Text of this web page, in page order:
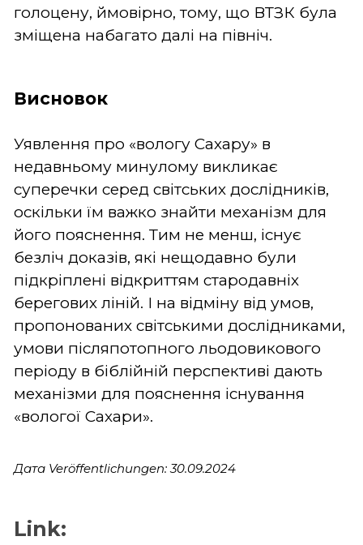
голоцену, ймовірно, тому, що ВТЗК була
зміщена набагато далі на північ.
Висновок
Уявлення про «вологу Сахару» в
недавньому минулому викликає
суперечки серед світських дослідників,
оскільки їм важко знайти механізм для
його пояснення. Тим не менш, існує
безліч доказів, які нещодавно були
підкріплені відкриттям стародавніх
берегових ліній. І на відміну від умов,
пропонованих світськими дослідниками,
умови післяпотопного льодовикового
періоду в біблійній перспективі дають
механізми для пояснення існування
«вологої Сахари».
Дата Veröffentlichungen: 30.09.2024
Link: